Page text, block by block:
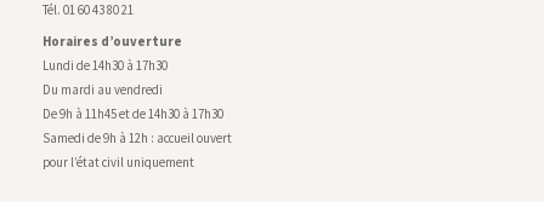
Tél. 01 60 43 80 21
Horaires d’ouverture
Lundi de 14h30 à 17h30
Du mardi au vendredi
De 9h à 11h45 et de 14h30 à 17h30
Samedi de 9h à 12h : accueil ouvert
pour l’état civil uniquement